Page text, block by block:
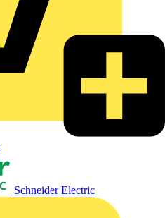
Schneider Electric